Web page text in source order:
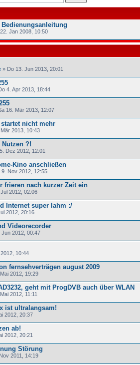
Jan 2008, 10:50
» Do 13. Jun 2013, 20:01
4. Apr 2013, 18:44
16. Mär 2013, 12:07
startet nicht mehr
2013, 10:43
?!
Dez 2012, 12:01
Kino anschließen
9. Nov 2012, 12:55
frieren nach kurzer Zeit ein
2012, 02:06
Internet super lahm :/
2012, 20:16
Videorecorder
Jun 2012, 00:47
10:44
fernsehverträgen august 2009
2012, 19:29
geht mit ProgDVB auch über WLAN
2012, 11:11
ist ultralangsam!
2012, 20:37
ab!
2012, 20:21
Störung
2011, 14:19